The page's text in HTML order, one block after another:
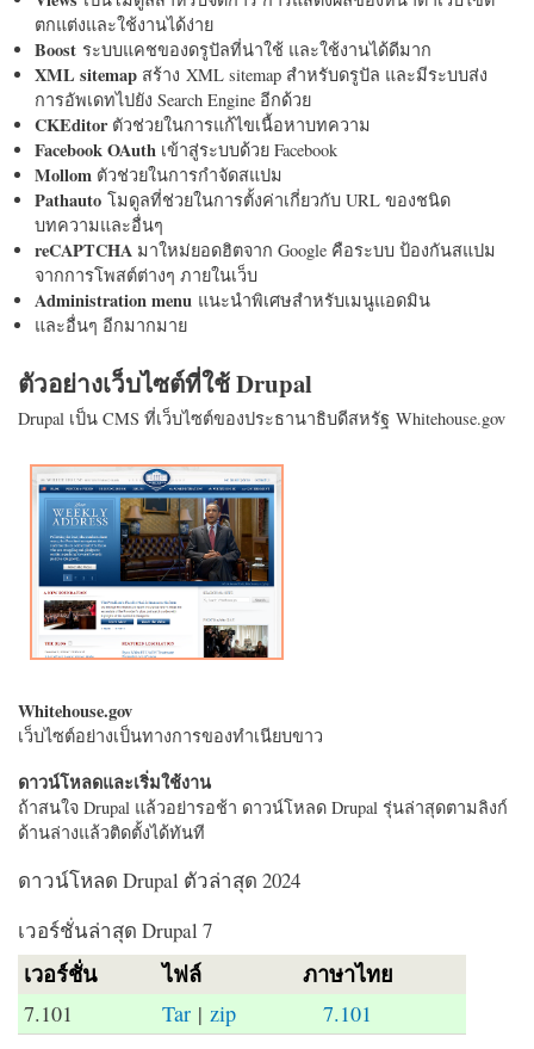
ตกแต่งและใช้งานได้ง่าย
Boost ระบบแคชของดรูปัลที่น่าใช้ และใช้งานได้ดีมาก
XML sitemap สร้าง XML sitemap สำหรับดรูปัล และมีระบบส่ง
การอัพเดทไปยัง Search Engine อีกด้วย
CKEditorตัวช่วยในการแก้ไขเนื้อหาบทความ
Facebook OAuth เข้าสู่ระบบด้วย Facebook
Mollom ตัวช่วยในการกำจัดสแปม
Pathauto โมดูลที่ช่วยในการตั้งค่าเกี่ยวกับ URL ของชนิด
บทความและอื่นๆ
reCAPTCHA มาใหม่ยอดฮิตจาก Google คือระบบ ป้องกันสแปม
จากการโพสต์ต่างๆ ภายในเว็บ
Administration menu แนะนำพิเศษสำหรับเมนูแอดมิน
และอื่นๆ อีกมากมาย
ตัวอย่างเว็บไซต์ที่ใช้ Drupal
Drupal เป็น CMS ที่เว็บไซต์ของประธานาธิบดีสหรัฐ Whitehouse.gov
Whitehouse.gov
เว็บไซต์อย่างเป็นทางการของทำเนียบขาว
ดาวน์โหลดและเริ่มใช้งาน
ถ้าสนใจ Drupal แล้วอย่ารอช้า ดาวน์โหลด Drupal รุ่นล่าสุดตามลิงก์
ด้านล่างแล้วติดตั้งได้ทันที
ดาวน์โหลด Drupal ตัวล่าสุด 2024
เวอร์ชั่นล่าสุด Drupal 7
เวอร์ชั่น ไฟล์ ภาษาไทย
7.101 Tar |zip 7.101